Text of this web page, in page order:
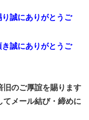
誠にありがとうご
誠にありがとうご
のご厚誼を賜ります
てメール結び・締めに